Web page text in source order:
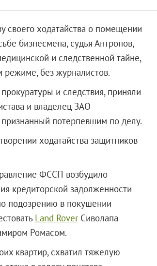
своего ходатайства о помещении
бизнесмена, судья Антропов,
и следственной тайне,
режиме, без журналистов.
и следствия, приняли
и владелец ЗАО
потерпевшим по делу.
ходатайства защитников
ФССП возбудило
кредиторской задолженности
подозрению в покушении
Land RoverСиволапа
Ромасом.
квартир, схватил тяжелую